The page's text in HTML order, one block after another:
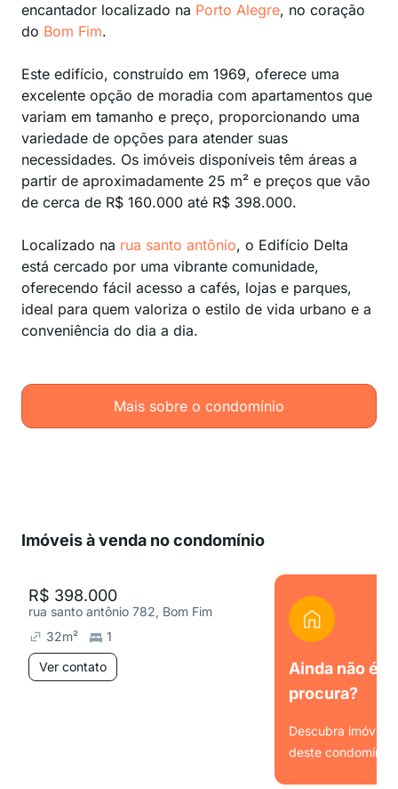
encantador localizado na Porto Alegre, no coração
do Bom Fim.
Este edifício, construído em 1969, oferece uma
excelente opção de moradia com apartamentos que
variam em tamanho e preço, proporcionando uma
variedade de opções para atender suas
necessidades. Os imóveis disponíveis têm áreas a
partir de aproximadamente 25 m² e preços que vão
de cerca de R$ 160.000 até R$ 398.000.
Localizado na rua santo antônio, o Edifício Delta
está cercado por uma vibrante comunidade,
oferecendo fácil acesso a cafés, lojas e parques,
ideal para quem valoriza o estilo de vida urbano e a
conveniência do dia a dia.
Mais sobre o condomínio
Imóveis à venda no condomínio
R$ 398.000
rua santo antônio 782, Bom Fim
32m²
1
Ver contato
Ainda não é
procura?
Descubra imóveis
deste condomínio.